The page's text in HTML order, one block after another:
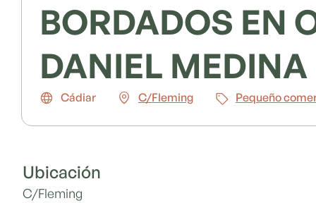
BORDADOS EN
DANIEL MEDINA
Cádiar C/Fleming Pequeño
Ubicación
C/Fleming